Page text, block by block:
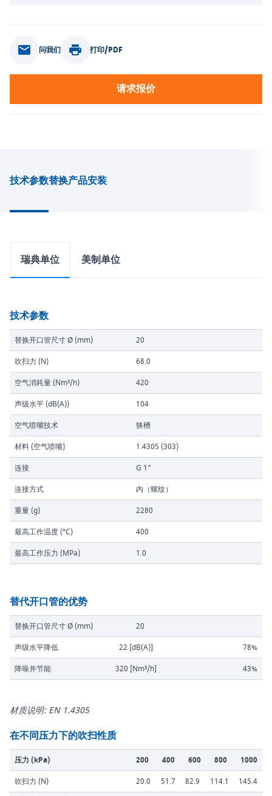
问我们 打印/PDF
请求报价
技术参数替换产品安装
瑞典单位 美制单位
技术参数
替换开口管尺寸 Ø (mm)
20
吹扫力 (N)
68.0
空气消耗量 (Nm³/h)
420
声级水平 (dB(A))
104
空气喷嘴技术
狭槽
材料 (空气喷嘴)
1.4305 (303)
连接
G 1"
连接方式
内（螺纹）
重量 (g)
2280
最高工作温度 (°C)
400
最高工作压力 (MPa)
1.0
替代开口管的优势
替换开口管尺寸 Ø (mm)
20
声级水平降低
22 [dB(A)]
78%
降噪并节能
320 [Nm³/h] 43%
材质说明: EN 1.4305
在不同压力下的吹扫性质
压力 (kPa) 200 400 600 800
1000
吹扫力 (N)
20.0 51.7 82.9 114.1
145.4